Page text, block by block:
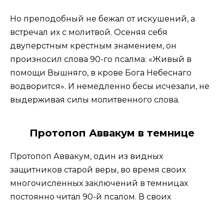
Но преподобный не бежал от искушений, а
встречал их с молитвой. Осеняя себя
двуперстным крестным знамением, он
произносил слова 90-го псалма: «Живый в
помощи Вышняго, в крове Бога Небеснаго
водворится». И немедленно бесы исчезали, не
выдерживая силы молитвенного слова.
Протопоп Аввакум в темнице
Протопоп Аввакум, один из видных
защитников старой веры, во время своих
многочисленных заключений в темницах
постоянно читал 90-й псалом. В своих